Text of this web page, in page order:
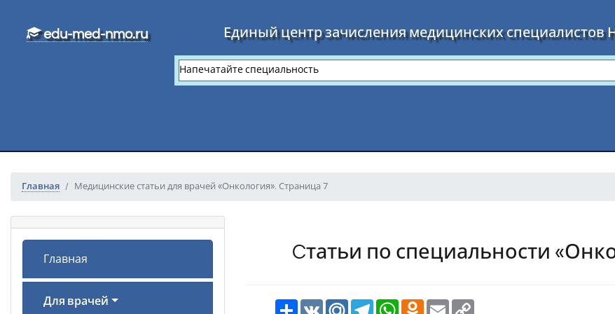
edu-med-nmo.ru Единый центр зачисления медицинских специалистов
Главная Медицинские статьи для врачей «Онкология». Страница 7
Главная
Для врачей
Cтатьи по специальности
РесурсVK Mail.Ru TelegramWhatsAppOdnoklassniki
Email